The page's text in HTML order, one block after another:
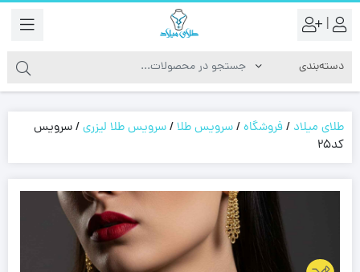
|
طلای میلاد /فروشگاه/سرویس طلا/سرویس طلا لیزری/سرویس
کد25